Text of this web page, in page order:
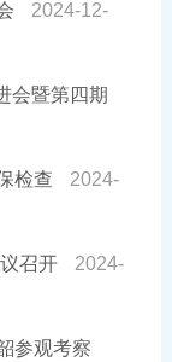
2024-12-
会暨第四期
检查
2024-
召开
2024-
参观考察